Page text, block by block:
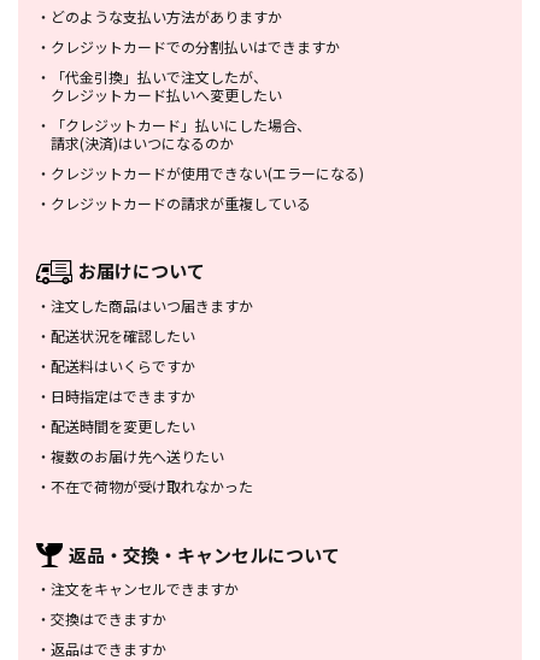
・ どのような支払い方法がありますか
・ クレジットカードでの分割払いはできますか
・
「代金引換」払いで注文したが、
クレジットカード払いへ変更したい
・
「クレジットカード」払いにした場合、
請求(決済)はいつになるのか
・ クレジットカードが使用できない(エラーになる)
・ クレジットカードの請求が重複している
お届けについて
・ 注文した商品はいつ届きますか
・ 配送状況を確認したい
・ 配送料はいくらですか
・ 日時指定はできますか
・ 配送時間を変更したい
・ 複数のお届け先へ送りたい
・ 不在で荷物が受け取れなかった
返品・交換・ キャンセルについて
・ 注文をキャンセルできますか
・ 交換はできますか
・ 返品はできますか